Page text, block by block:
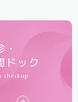
ドック
checkup